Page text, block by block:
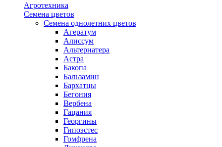
Агротехника
Семена цветов
Семена однолетних цветов
Агератум
Алиссум
Альтернатера
Астра
Бакопа
Бальзамин
Бархатцы
Бегония
Вербена
Гацания
Георгины
Гипоэстес
Гомфрена